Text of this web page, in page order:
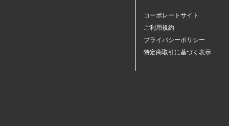
コーポレートサイト
ご利用規約
プライバシーポリシー
特定商取引に基づく表示